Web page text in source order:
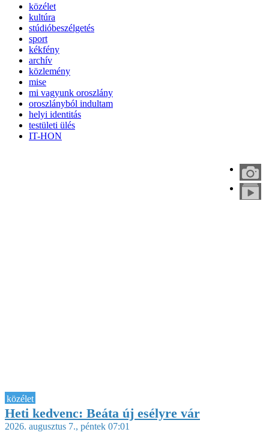
közélet
kultúra
stúdióbeszélgetés
sport
kékfény
archív
közlemény
mise
mi vagyunk oroszlány
oroszlányból indultam
helyi identitás
testületi ülés
IT-HON
közélet
Heti kedvenc: Beáta új esélyre vár
2026. augusztus 7., péntek 07:01